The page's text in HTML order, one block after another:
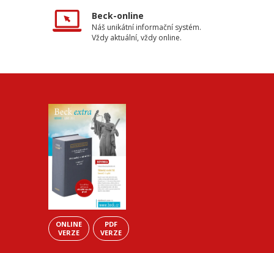
Beck-online
Náš unikátní informační systém.
Vždy aktuální, vždy online.
ONLINE
VERZE
PDF
VERZE